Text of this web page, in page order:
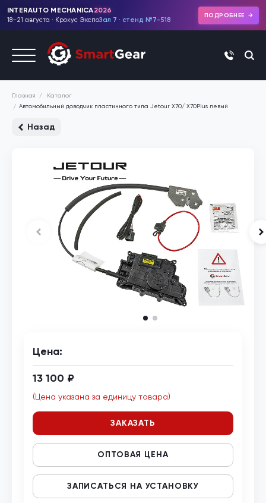
INTERAUTO MECHANICA2026
18–21 августа · Крокус ЭкспоЗал 7 · стенд №7-518
ПОДРОБНЕЕ
+7 (495)
Главная
Каталог
Автомобильный доводчик пластинного типа Jetour X70/ Х70Plus левый
Назад
Цена:
13 100 ₽
(Цена указана за единицу товара)
ЗАКАЗАТЬ
ОПТОВАЯ ЦЕНА
ЗАПИСАТЬСЯ НА УСТАНОВКУ